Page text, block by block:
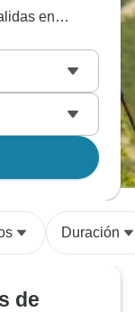
en
más popular
Duración
de